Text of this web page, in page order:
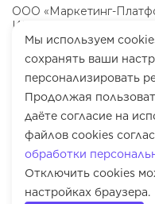
Мы используем
сохранять ваши
персонализировать
Продолжая
даёте согласие на
файлов cookies
обработки
Отключить cookies
настройках браузера.
ООО «Маркетинг-
ИНН
ОГРН 1257100003863
Политика